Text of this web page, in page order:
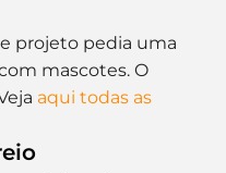
projeto pedia uma
mascotes. O
aqui todas as